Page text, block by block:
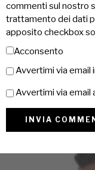
commenti sul nostro
trattamento dei dati
apposito checkbox
Acconsento
Avvertimi via email
Avvertimi via email